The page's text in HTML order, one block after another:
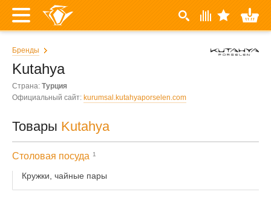
Бренды
Kutahya
Страна: Турция
Официальный сайт: kurumsal.kutahyaporselen.com
Товары Kutahya
Столовая посуда 1
Кружки, чайные пары